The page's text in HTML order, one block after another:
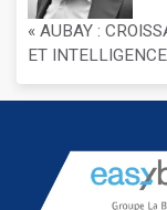
« AUBAY :
ET